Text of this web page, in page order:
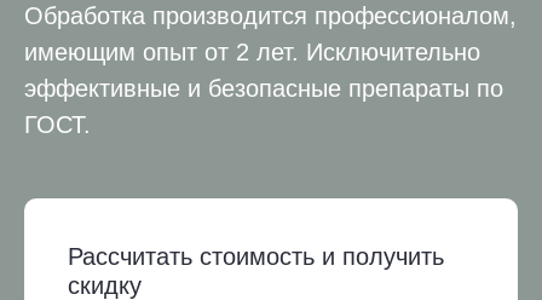
Обработка производится профессионалом,
имеющим опыт от 2 лет. Исключительно
эффективные и безопасные препараты по
ГОСТ.
Рассчитать стоимость и получить
скидку